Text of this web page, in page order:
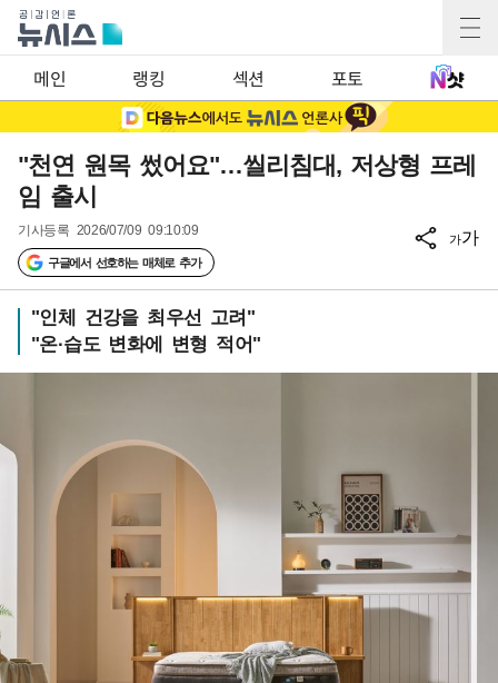
메인 랭킹 섹션 포토
"천연 원목 썼어요"…씰리침대, 저상형 프레
임 출시
기사등록 2026/07/09 09:10:09
구글에서 선호하는 매체로 추가
가가
"인체 건강을 최우선 고려"
"온·습도 변화에 변형 적어"